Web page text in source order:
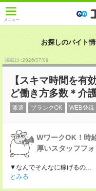
メニュー
お探しのバイト
掲載日 :2026/07/09
【スキマ時間を有
ど働き方多数＊介
派遣 ブランクOK WEB登録
WワークOK！時
厚いスタッフフォ
▼なんでそんなに稼げるの...
とみる